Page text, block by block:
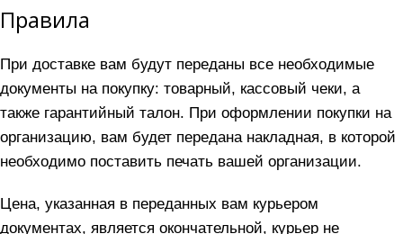
Правила
При доставке вам будут переданы все необходимые
документы на покупку: товарный, кассовый чеки, а
также гарантийный талон. При оформлении покупки на
организацию, вам будет передана накладная, в которой
необходимо поставить печать вашей организации.
Цена, указанная в переданных вам курьером
документах, является окончательной, курьер не